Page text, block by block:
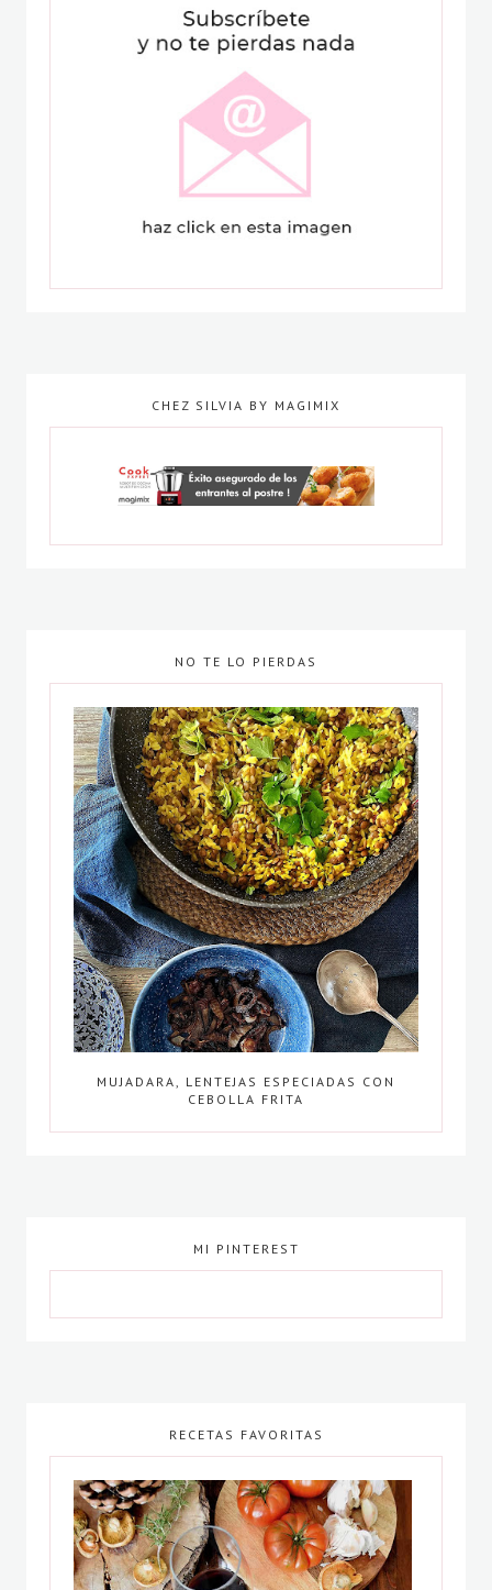
CHEZ SILVIA BY MAGIMIX
NO TE LO PIERDAS
MUJADARA, LENTEJAS ESPECIADAS CON
CEBOLLA FRITA
MI PINTEREST
RECETAS FAVORITAS